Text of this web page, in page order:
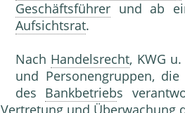
Geschäftsführer und ab
Aufsichtsrat.
Nach Handelsrecht, KWG
und Personengruppen,
des Bankbetriebs
Vertretung und Überwachung